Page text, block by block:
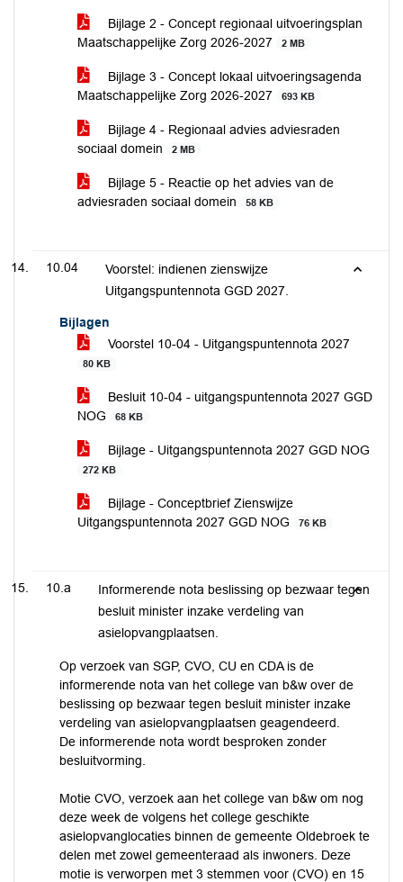
Bijlage 2 - Concept regionaal uitvoeringsplan
Maatschappelijke Zorg 2026-2027
2 MB
Bijlage 3 - Concept lokaal uitvoeringsagenda
Maatschappelijke Zorg 2026-2027
693 KB
Bijlage 4 - Regionaal advies adviesraden
sociaal domein
2 MB
Bijlage 5 - Reactie op het advies van de
adviesraden sociaal domein
58 KB
10.04
Voorstel: indienen zienswijze
Uitgangspuntennota GGD 2027.
Bijlagen
Voorstel 10-04 - Uitgangspuntennota 2027
80 KB
Besluit 10-04 - uitgangspuntennota 2027 GGD
NOG
68 KB
Bijlage - Uitgangspuntennota 2027 GGD NOG
272 KB
Bijlage - Conceptbrief Zienswijze
Uitgangspuntennota 2027 GGD NOG
76 KB
10.a
Informerende nota beslissing op bezwaar tegen
besluit minister inzake verdeling van
asielopvangplaatsen.
Op verzoek van SGP, CVO, CU en CDA is de
informerende nota van het college van b&w over de
beslissing op bezwaar tegen besluit minister inzake
verdeling van asielopvangplaatsen geagendeerd.
De informerende nota wordt besproken zonder
besluitvorming.
Motie CVO, verzoek aan het college van b&w om nog
deze week de volgens het college geschikte
asielopvanglocaties binnen de gemeente Oldebroek te
delen met zowel gemeenteraad als inwoners. Deze
motie is verworpen met 3 stemmen voor (CVO) en 15